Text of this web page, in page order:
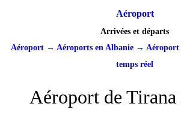
Aéroport
Arrivées et départs
Aéroport → Aéroports en Albanie → Aéroport
temps réel
Aéroport de Tirana